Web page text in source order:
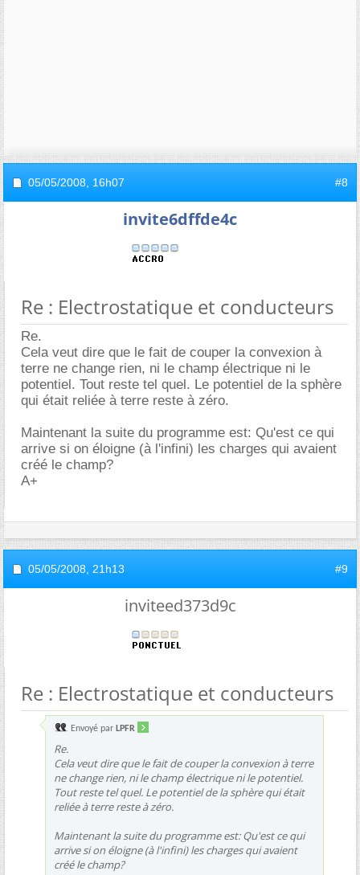
05/05/2008, 16h07 #8
invite6dffde4c
Re : Electrostatique et conducteurs
Re.
Cela veut dire que le fait de couper la convexion à
terre ne change rien, ni le champ électrique ni le
potentiel. Tout reste tel quel. Le potentiel de la sphère
qui était reliée à terre reste à zéro.
Maintenant la suite du programme est: Qu'est ce qui
arrive si on éloigne (à l'infini) les charges qui avaient
créé le champ?
A+
05/05/2008, 21h13 #9
inviteed373d9c
Re : Electrostatique et conducteurs
Envoyé par LPFR
Re.
Cela veut dire que le fait de couper la convexion à terre
ne change rien, ni le champ électrique ni le potentiel.
Tout reste tel quel. Le potentiel de la sphère qui était
reliée à terre reste à zéro.
Maintenant la suite du programme est: Qu'est ce qui
arrive si on éloigne (à l'infini) les charges qui avaient
créé le champ?